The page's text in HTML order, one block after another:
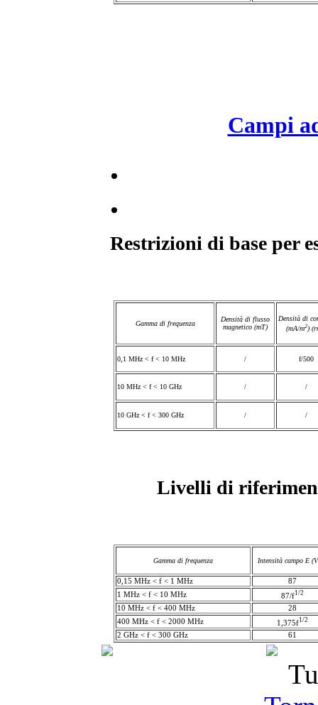
Campi
Restrizioni di base per
Gamma di frequenza
Densità di flusso
magnetico (mT)
Densità di c
(mA/m2)
0,1 MHz < f < 10 MHz / f/500
10 MHz < f < 10 GHz / /
10 GHz < f < 300 GHz / /
Livelli di
Gamma di frequenza Intensità campo E
0,15 MHz < f < 1 MHz
87
1 MHz < f < 10 MHz
87/f1/2
10 MHz < f < 400 MHz
28
400 MHz < f < 2000 MHz
1,375f1/2
2 GHz < f < 300 GHz 61